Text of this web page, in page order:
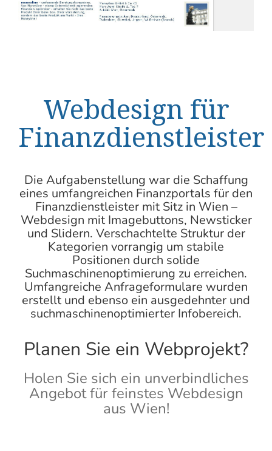
Webdesign für
Finanzdienstleister
Die Aufgabenstellung war die Schaffung
eines umfangreichen Finanzportals für den
Finanzdienstleister mit Sitz in Wien –
Webdesign mit Imagebuttons, Newsticker
und Slidern. Verschachtelte Struktur der
Kategorien vorrangig um stabile
Positionen durch solide
Suchmaschinenoptimierung zu erreichen.
Umfangreiche Anfrageformulare wurden
erstellt und ebenso ein ausgedehnter und
suchmaschinenoptimierter Infobereich.
Planen Sie ein Webprojekt?
Holen Sie sich ein unverbindliches
Angebot für feinstes Webdesign
aus Wien!